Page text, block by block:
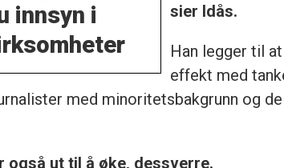
innsyn i
sier Idås.
Han legger til
effekt med
med minoritetsbakgrunn og
også ut til å øke, dessverre.